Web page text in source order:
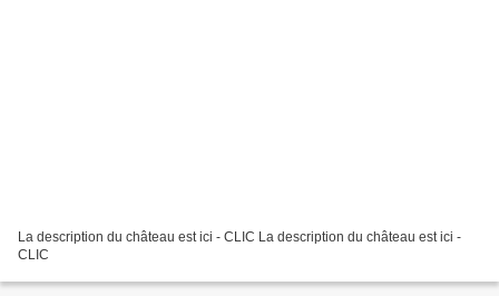
La description du château est ici - CLIC La description du château est ici -
CLIC